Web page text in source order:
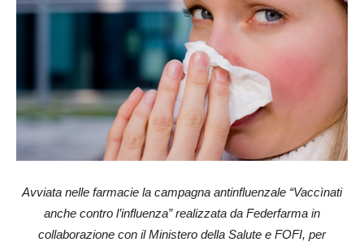
Avviata nelle farmacie la campagna antinfluenzale “Vaccìnati
anche contro l’influenza” realizzata da Federfarma in
collaborazione con il Ministero della Salute e FOFI, per